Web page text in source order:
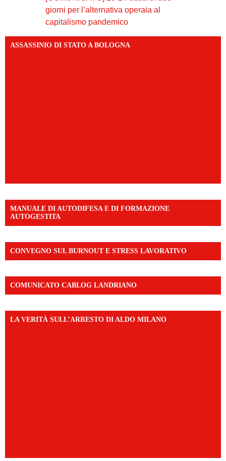
giorni per l’alternativa operaia al
capitalismo pandemico
ASSASSINIO DI STATO A BOLOGNA
MANUALE DI AUTODIFESA E DI FORMAZIONE
AUTOGESTITA
CONVEGNO SUL BURNOUT E STRESS LAVORATIVO
COMUNICATO CABLOG LANDRIANO
LA VERITÀ SULL’ARRESTO DI ALDO MILANO